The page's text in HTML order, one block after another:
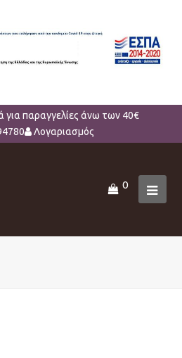
παραγγελίες άνω των 40€
Λογαριασμός
0